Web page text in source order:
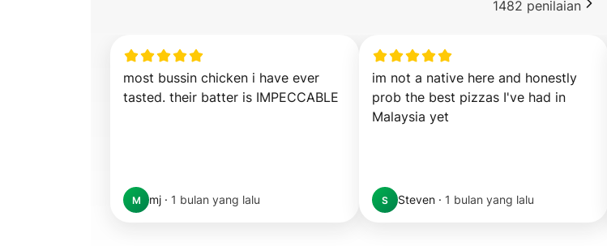
1482 penilaian
most bussin chicken i have ever
tasted. their batter is IMPECCABLE
M mj · 1 bulan yang lalu
im not a native here and honestly
prob the best pizzas I've had in
Malaysia yet
S Steven · 1 bulan yang lalu